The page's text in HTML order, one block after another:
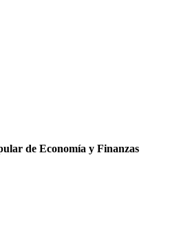
de Economía y Finanzas